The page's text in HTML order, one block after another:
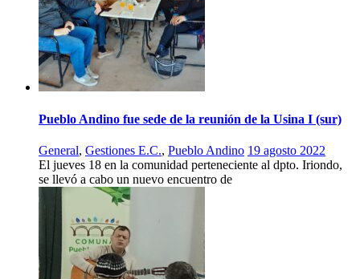
Pueblo Andino fue sede de la reunión de la Usina I (sur)
General, Gestiones E.C., Pueblo Andino 19 agosto 2022
El jueves 18 en la comunidad perteneciente al dpto. Iriondo,
se llevó a cabo un nuevo encuentro de